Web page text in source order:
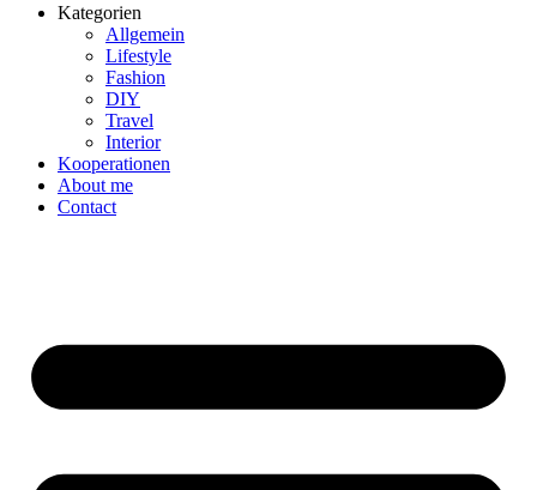
Kategorien
Allgemein
Lifestyle
Fashion
DIY
Travel
Interior
Kooperationen
About me
Contact